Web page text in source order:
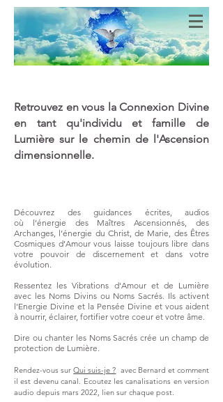
Bien-Aimés
COEURS DE LUMIERE
Retrouvez en vous la Connexion Divine
en tant qu'individu et famille de
Lumière sur le chemin de l'Ascension
dimensionnelle.
Découvrez des guidances écrites, audios
où l’énergie des Maîtres Ascensionnés, des
Archanges, l’énergie du Christ, de Marie, des Êtres
Cosmiques d’Amour vous laisse toujours libre dans
votre pouvoir de discernement et dans votre
évolution.
Ressentez les Vibrations d'Amour et de Lumière
avec les Noms Divins ou Noms Sacrés. Ils activent
l'Energie Divine et la Pensée Divine et vous aident
à nourrir, éclairer, fortifier votre coeur et votre âme.
Dire ou chanter les Noms Sacrés crée un champ de
protection de Lumière.
Rendez-vous surQui suis-je ? avec Bernard et comment
il est devenu canal. Ecoutez les canalisations en version
audio depuis mars 2022, lien sur chaque post.